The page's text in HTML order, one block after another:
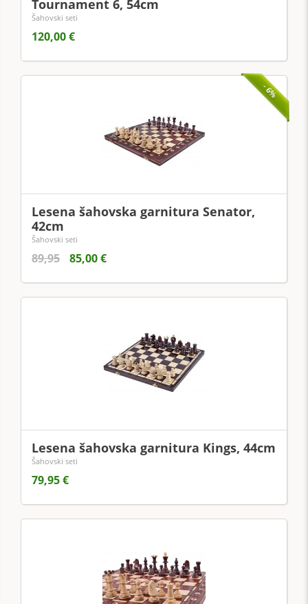
Tournament 6, 54cm
Šahovski seti
120,00 €
- 6%
Lesena šahovska garnitura Senator,
42cm
Šahovski seti
89,95 85,00 €
Lesena šahovska garnitura Kings, 44cm
Šahovski seti
79,95 €